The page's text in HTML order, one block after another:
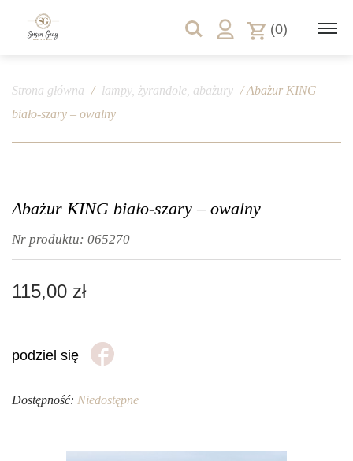
(0)
Strona główna / lampy, żyrandole, abażury / Abażur KING
biało-szary – owalny
Abażur KING biało-szary – owalny
Nr produktu: 065270
115,00 zł
podziel się
Dostępność: Niedostępne